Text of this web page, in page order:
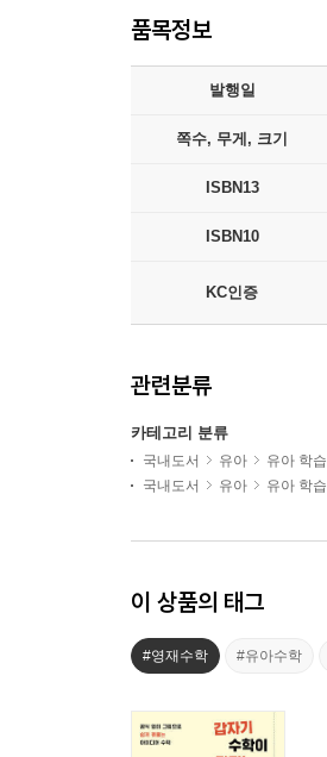
품목정보
발행일
쪽수, 무게, 크기
ISBN13
ISBN10
KC인증
관련분류
카테고리 분류
국내도서 유아 유아 학습
국내도서
유아 유아 학습
이 상품의 태그
#영재수학 #유아수학